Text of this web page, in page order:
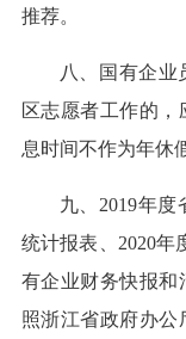
推荐。
八、国有企业
区志愿者工作的
息时间不作为年休
九、2019年
统计报表、2020年
有企业财务快报和
照浙江省政府办公